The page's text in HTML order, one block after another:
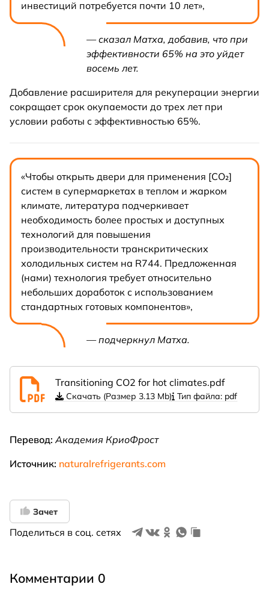
инвестиций потребуется почти 10 лет»,
— сказал Матха, добавив, что при
эффективности 65% на это уйдет
восемь лет.
Добавление расширителя для рекуперации энергии
сокращает срок окупаемости до трех лет при
условии работы с эффективностью 65%.
«Чтобы открыть двери для применения [CO₂]
систем в супермаркетах в теплом и жарком
климате, литература подчеркивает
необходимость более простых и доступных
технологий для повышения
производительности транскритических
холодильных систем на R744. Предложенная
(нами) технология требует относительно
небольших доработок с использованием
стандартных готовых компонентов»,
— подчеркнул Матха.
Transitioning CO2 for hot climates.pdf
Скачать (Размер 3.13 Mb) Тип файла: pdf
Перевод: Академия КриоФрост
Источник: naturalrefrigerants.com
Зачет
Поделиться в соц. сетях
Комментарии 0